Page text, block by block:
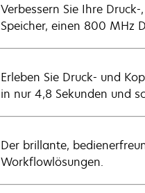
Verbessern Sie Ihre
Speicher, einen 800 MHz
Erleben Sie Druck- und
in nur 4,8 Sekunden und
Der brillante,
Workflowlösungen.